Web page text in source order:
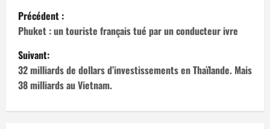
N
a
v
i
g
Précédent :
Phuket : un touriste français tué par un conducteur ivre
Suivant:
32 milliards de dollars d’investissements en Thaïlande. Mais
38 milliards au Vietnam.